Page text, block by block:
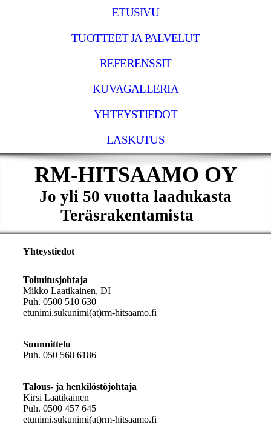
ETUSIVU
TUOTTEET JA PALVELUT
REFERENSSIT
KUVAGALLERIA
YHTEYSTIEDOT
LASKUTUS
RM-HITSAAMO OY
Jo yli 50 vuotta laadukasta
Teräsrakentamista
Yhteystiedot
Toimitusjohtaja
Mikko Laatikainen, DI
Puh. 0500 510 630
etunimi.sukunimi(at)rm-hitsaamo.fi
Suunnittelu
Puh. 050 568 6186
Talous- ja henkilöstöjohtaja
Kirsi Laatikainen
Puh. 0500 457 645
etunimi.sukunimi(at)rm-hitsaamo.fi